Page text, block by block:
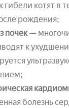
гибели котят в
рождения;
почек—
к
болезнь